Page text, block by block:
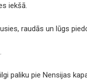
iekšā.
raudās un lūgs
paliku pie Nensijas